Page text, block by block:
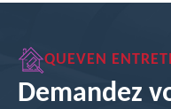
QUEVEN
Demandez